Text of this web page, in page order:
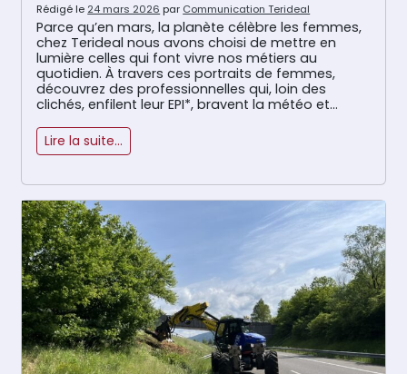
Rédigé le 24 mars 2026 par Communication Terideal
Parce qu’en mars, la planète célèbre les femmes,
chez Terideal nous avons choisi de mettre en
lumière celles qui font vivre nos métiers au
quotidien. À travers ces portraits de femmes,
découvrez des professionnelles qui, loin des
clichés, enfilent leur EPI*, bravent la météo et
de détermination. Oubliez l’idée que […]
Lire la suite…